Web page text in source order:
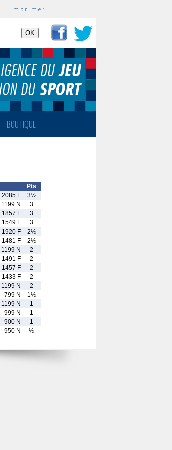
| Imprimer
BOUTIQUE
Pts
2085 F
3½
1199 N
3
1857 F
3
1549 F
3
1920 F
2½
1481 F
2½
1199 N
2
1491 F
2
1457 F
2
1433 F
2
1199 N
2
799 N
1½
1199 N
1
999 N
1
900 N
1
950 N ½